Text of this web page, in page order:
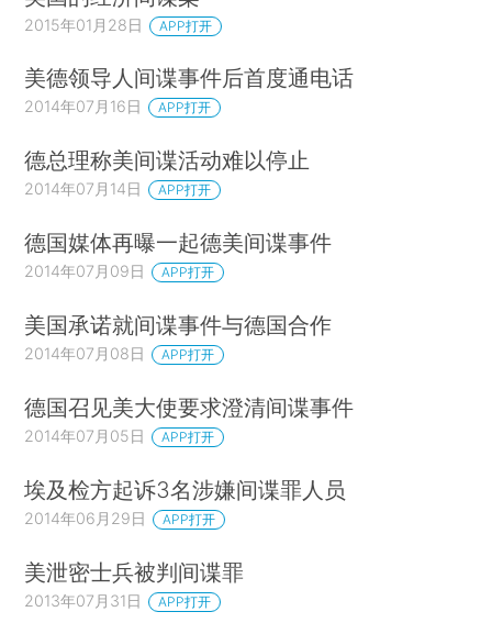
2015年01月28日 APP打开
美德领导人间谍事件后首度通电话
2014年07月16日 APP打开
德总理称美间谍活动难以停止
2014年07月14日 APP打开
德国媒体再曝一起德美间谍事件
2014年07月09日 APP打开
美国承诺就间谍事件与德国合作
2014年07月08日 APP打开
德国召见美大使要求澄清间谍事件
2014年07月05日 APP打开
埃及检方起诉3名涉嫌间谍罪人员
2014年06月29日 APP打开
美泄密士兵被判间谍罪
2013年07月31日 APP打开